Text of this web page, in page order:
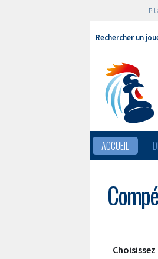
Rechercher un
ACCUEIL